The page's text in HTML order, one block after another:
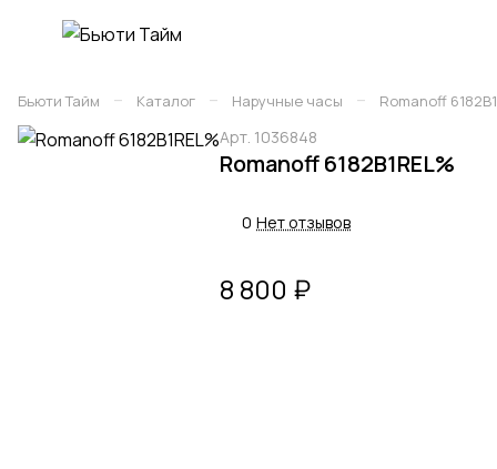
Бьюти Тайм – Каталог – Наручные часы – Romanoff
Арт. 1036848
Romanoff 6182B1REL%
0 Нет отзывов
8 800 ₽